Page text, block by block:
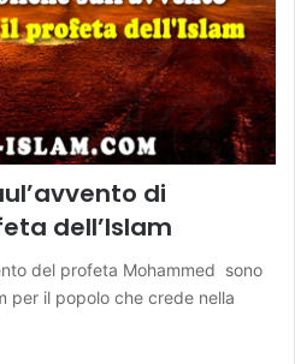
di
dell’Islam
del profeta Mohammed sono
per il popolo che crede nella